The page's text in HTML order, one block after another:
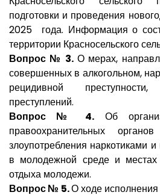
подготовки и проведения
2025 года. Информация о
территории Красносельского
Вопрос № 3. О мерах,
совершенных в алкогольном,
рецидивной
преступлений.
Вопрос № 4. Об
правоохранительных
злоупотребления наркотиками
в молодежной среде и местах
отдыха молодежи.
Вопрос № 5.О ходе